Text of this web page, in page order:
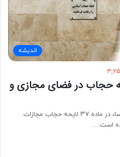
اندیشه
حجاب در فضای مجازی و
به گزارش خبرنگار پایگاه خبری ندای رسا، در ماده ۳۷ لایحه حجاب مجازات
است.…